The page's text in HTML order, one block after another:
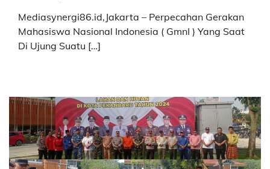
Mediasynergi86.id,Jakarta – Perpecahan Gerakan
Mahasiswa Nasional Indonesia ( GmnI ) Yang Saat
Di Ujung Suatu […]